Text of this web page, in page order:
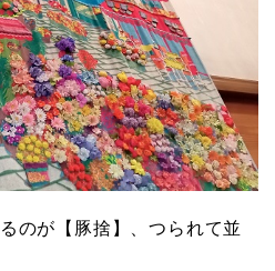
のが【豚捨】、つられて並